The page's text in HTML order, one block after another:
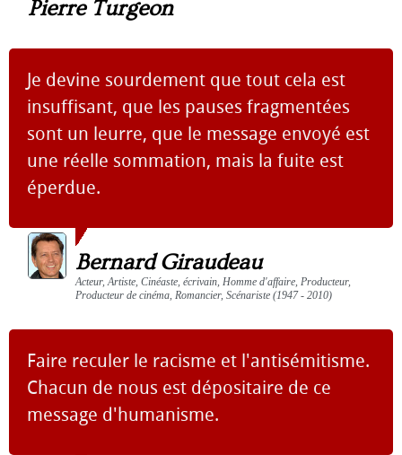
Pierre Turgeon
Je devine sourdement que tout cela est
insuffisant, que les pauses fragmentées
sont un leurre, que le message envoyé est
une réelle sommation, mais la fuite est
éperdue.
Bernard Giraudeau
Acteur, Artiste, Cinéaste, écrivain, Homme d'affaire, Producteur,
Producteur de cinéma, Romancier, Scénariste (1947 - 2010)
Faire reculer le racisme et l'antisémitisme.
Chacun de nous est dépositaire de ce
message d'humanisme.